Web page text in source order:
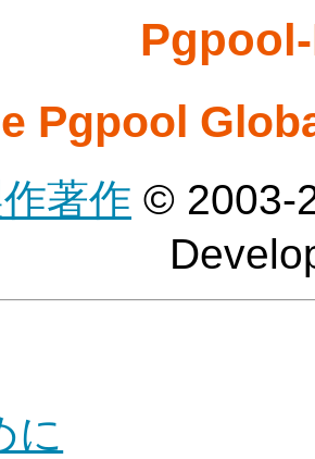
Pgpool
著作 © 2003-
に